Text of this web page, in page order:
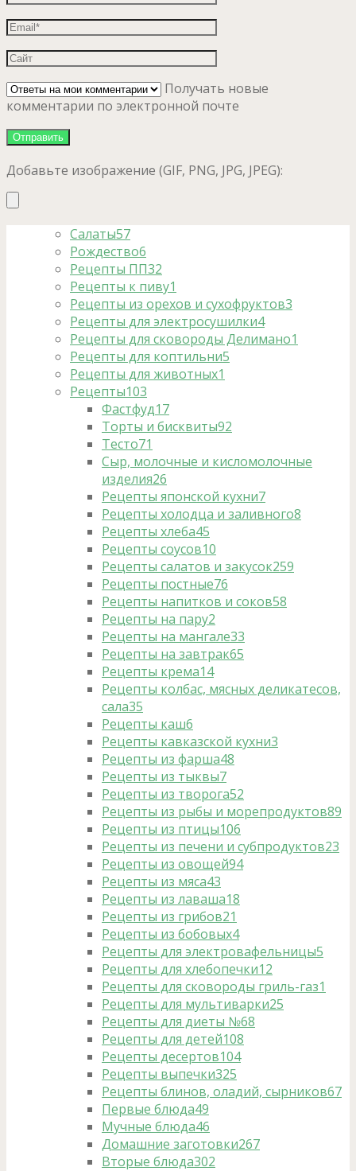
Получать новые
комментарии по электронной почте
Добавьте изображение (GIF, PNG, JPG, JPEG):
Салаты57
Рождество6
Рецепты ПП32
Рецепты к пиву1
Рецепты из орехов и сухофруктов3
Рецепты для электросушилки4
Рецепты для сковороды Делимано1
Рецепты для коптильни5
Рецепты для животных1
Рецепты103
Фастфуд17
Торты и бисквиты92
Тесто71
Сыр, молочные и кисломолочные
изделия26
Рецепты японской кухни7
Рецепты холодца и заливного8
Рецепты хлеба45
Рецепты соусов10
Рецепты салатов и закусок259
Рецепты постные76
Рецепты напитков и соков58
Рецепты на пару2
Рецепты на мангале33
Рецепты на завтрак65
Рецепты крема14
Рецепты колбас, мясных деликатесов,
сала35
Рецепты каш6
Рецепты кавказской кухни3
Рецепты из фарша48
Рецепты из тыквы7
Рецепты из творога52
Рецепты из рыбы и морепродуктов89
Рецепты из птицы106
Рецепты из печени и субпродуктов23
Рецепты из овощей94
Рецепты из мяса43
Рецепты из лаваша18
Рецепты из грибов21
Рецепты из бобовых4
Рецепты для электровафельницы5
Рецепты для хлебопечки12
Рецепты для сковороды гриль-газ1
Рецепты для мультиварки25
Рецепты для диеты №68
Рецепты для детей108
Рецепты десертов104
Рецепты выпечки325
Рецепты блинов, оладий, сырников67
Первые блюда49
Мучные блюда46
Домашние заготовки267
Вторые блюда302